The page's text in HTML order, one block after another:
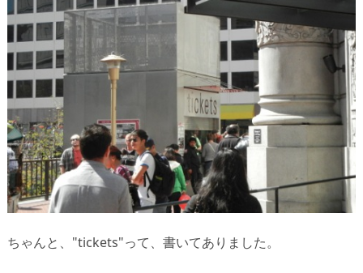
ちゃんと、"tickets"って、書いてありました。